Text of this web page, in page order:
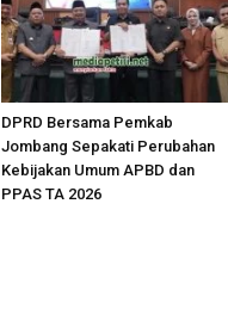
DPRD Bersama Pemkab
Jombang Sepakati Perubahan
Kebijakan Umum APBD dan
PPAS TA 2026